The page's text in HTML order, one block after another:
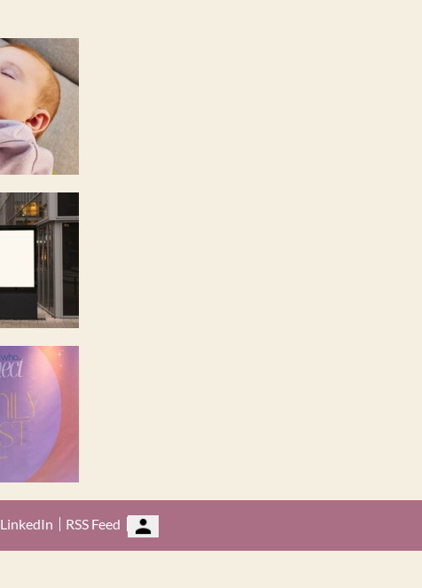
LinkedIn RSS Feed